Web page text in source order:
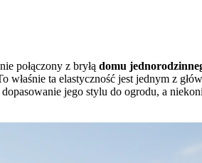
połączony z bryłą domu
ta elastyczność jest jednym z
jego stylu do ogrodu, a